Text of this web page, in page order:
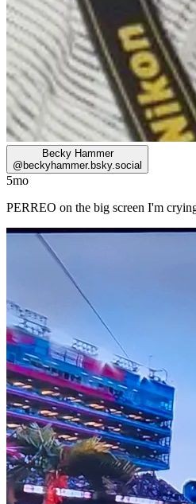
Becky Hammer
@ beckyhammer.bsky.social
5mo
PERREO on the big screen I'm